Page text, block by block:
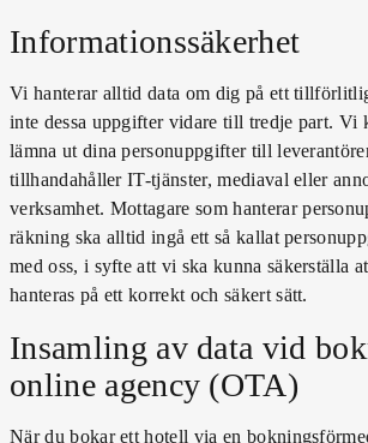
Informationssäkerhet
Vi hanterar alltid data om dig på ett
inte dessa uppgifter vidare till tredje part. Vi
lämna ut dina personuppgifter till
tillhandahåller IT-tjänster, mediaval eller
verksamhet. Mottagare som hanterar
räkning ska alltid ingå ett så kallat
med oss, i syfte att vi ska kunna säkerställa
hanteras på ett korrekt och säkert sätt.
Insamling av data vid
online agency (OTA)
När du bokar ett hotell via en